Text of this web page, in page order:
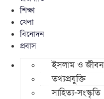
শিক্ষা
খেলা
বিনোদন
প্রবাস
ইসলাম ও জীবন
তথ্যপ্রযুক্তি
সাহিত্য-সংস্কৃতি